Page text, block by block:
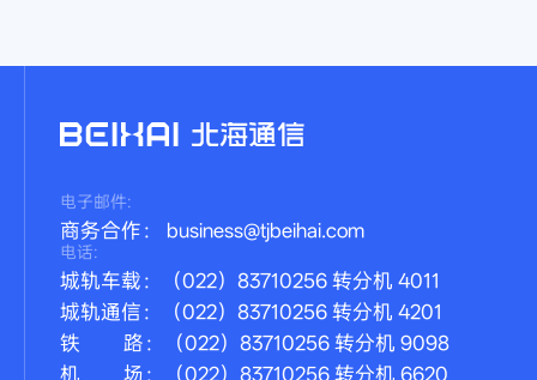
电子邮件:
商务合作： business@tjbeihai.com
电话:
城轨车载：（022）83710256 转分机 4011
城轨通信：（022）83710256 转分机 4201
铁 路：（022）83710256 转分机 9098
机 场：（022）83710256 转分机 6620